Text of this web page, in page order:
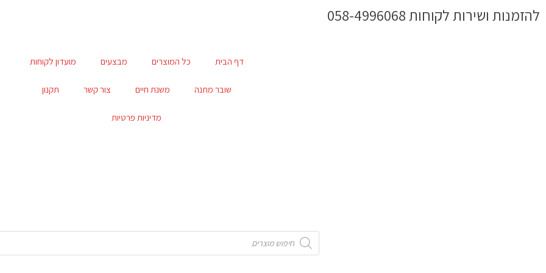
לתוכןלהזמנות ושירות לקוחות 058-4996068
דף הבית כל המוצרים מבצעים מועדון לקוחות
שובר מתנה משנת חיים צור קשר תקנון
מדיניות פרטיות
Products
search